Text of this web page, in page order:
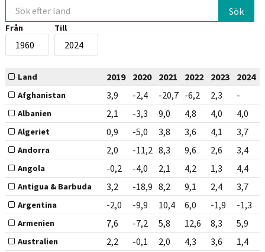
Från Till
Land 2019 2020 2021 2022 2023 2024
Afghanistan 3,9 -2,4 -20,7 -6,2 2,3 -
Albanien 2,1 -3,3 9,0 4,8 4,0 4,0
Algeriet 0,9 -5,0 3,8 3,6 4,1 3,7
Andorra 2,0 -11,2 8,3 9,6 2,6 3,4
Angola -0,2 -4,0 2,1 4,2 1,3 4,4
Antigua & Barbuda 3,2 -18,9 8,2 9,1 2,4 3,7
Argentina -2,0 -9,9 10,4 6,0 -1,9 -1,3
Armenien 7,6 -7,2 5,8 12,6 8,3 5,9
Australien 2,2 -0,1 2,0 4,3 3,6 1,4